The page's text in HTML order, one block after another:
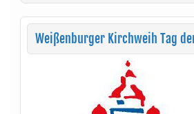
Weißenburger Kirchweih Tag